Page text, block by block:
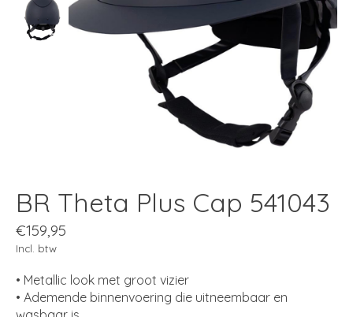
BR Theta Plus Cap 541043
€159,95
Incl. btw
• Metallic look met groot vizier
• Ademende binnenvoering die uitneembaar en